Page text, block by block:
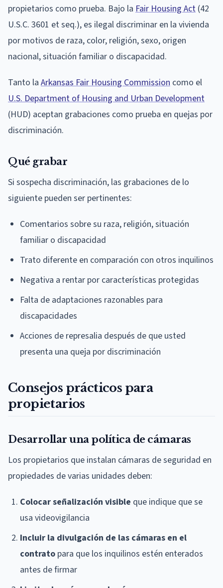
propietarios como prueba. Bajo la Fair Housing Act (42
U.S.C. 3601 et seq.), es ilegal discriminar en la vivienda
por motivos de raza, color, religión, sexo, origen
nacional, situación familiar o discapacidad.
Tanto la Arkansas Fair Housing Commission como el
U.S. Department of Housing and Urban Development
(HUD) aceptan grabaciones como prueba en quejas por
discriminación.
Qué grabar
Si sospecha discriminación, las grabaciones de lo
siguiente pueden ser pertinentes:
Comentarios sobre su raza, religión, situación
familiar o discapacidad
Trato diferente en comparación con otros inquilinos
Negativa a rentar por características protegidas
Falta de adaptaciones razonables para
discapacidades
Acciones de represalia después de que usted
presenta una queja por discriminación
Consejos prácticos para
propietarios
Desarrollar una política de cámaras
Los propietarios que instalan cámaras de seguridad en
propiedades de varias unidades deben:
Colocar señalización visible que indique que se
usa videovigilancia
Incluir la divulgación de las cámaras en el
contrato para que los inquilinos estén enterados
antes de firmar